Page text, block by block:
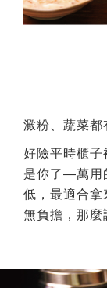
澱粉、蔬菜都
好險平時櫃子
是你了—萬用
低，最適合拿
無負擔，那麼